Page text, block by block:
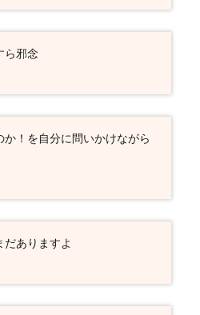
ら邪念
！を自分に問いかけながら
ありますよ